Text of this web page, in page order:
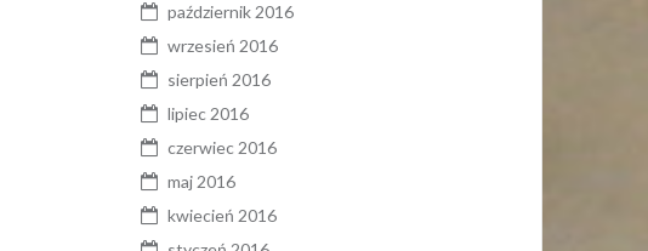
październik 2016
wrzesień 2016
sierpień 2016
lipiec 2016
czerwiec 2016
maj 2016
kwiecień 2016